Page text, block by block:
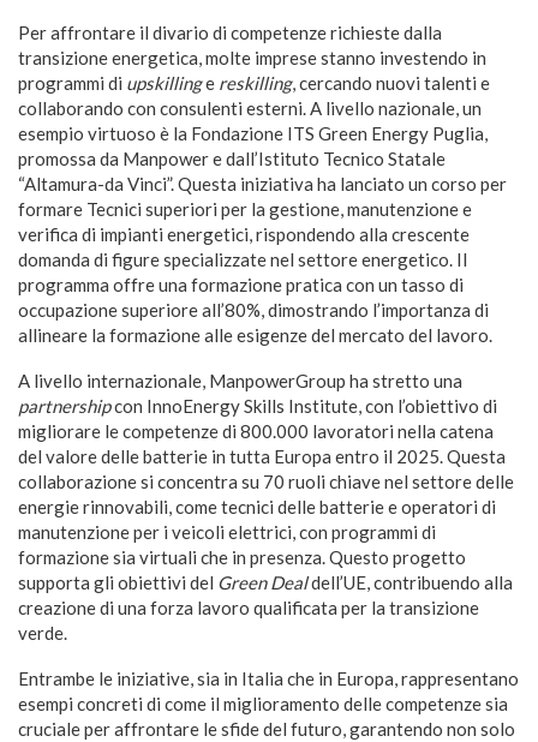
Per affrontare il divario di competenze richieste dalla
transizione energetica, molte imprese stanno investendo in
programmi di upskillinge reskilling, cercando nuovi talenti e
collaborando con consulenti esterni. A livello nazionale, un
esempio virtuoso è la Fondazione ITS Green Energy Puglia,
promossa da Manpower e dall’Istituto Tecnico Statale
“Altamura-da Vinci”. Questa iniziativa ha lanciato un corso per
formare Tecnici superiori per la gestione, manutenzione e
verifica di impianti energetici, rispondendo alla crescente
domanda di figure specializzate nel settore energetico. Il
programma offre una formazione pratica con un tasso di
occupazione superiore all’80%, dimostrando l’importanza di
allineare la formazione alle esigenze del mercato del lavoro.
A livello internazionale, ManpowerGroup ha stretto una
partnershipcon InnoEnergy Skills Institute, con l’obiettivo di
migliorare le competenze di 800.000 lavoratori nella catena
del valore delle batterie in tutta Europa entro il 2025. Questa
collaborazione si concentra su 70 ruoli chiave nel settore delle
energie rinnovabili, come tecnici delle batterie e operatori di
manutenzione per i veicoli elettrici, con programmi di
formazione sia virtuali che in presenza. Questo progetto
supporta gli obiettivi del Green Dealdell’UE, contribuendo alla
creazione di una forza lavoro qualificata per la transizione
verde.
Entrambe le iniziative, sia in Italia che in Europa, rappresentano
esempi concreti di come il miglioramento delle competenze sia
cruciale per affrontare le sfide del futuro, garantendo non solo